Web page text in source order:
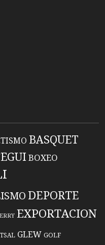
BASQUET
BOXEO
DEPORTE
EXPORTACION
GLEW GOLF